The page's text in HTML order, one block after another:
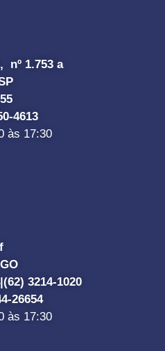
nº 1.753 a
4613
às 17:30
(62) 3214-1020
26654
às 17:30